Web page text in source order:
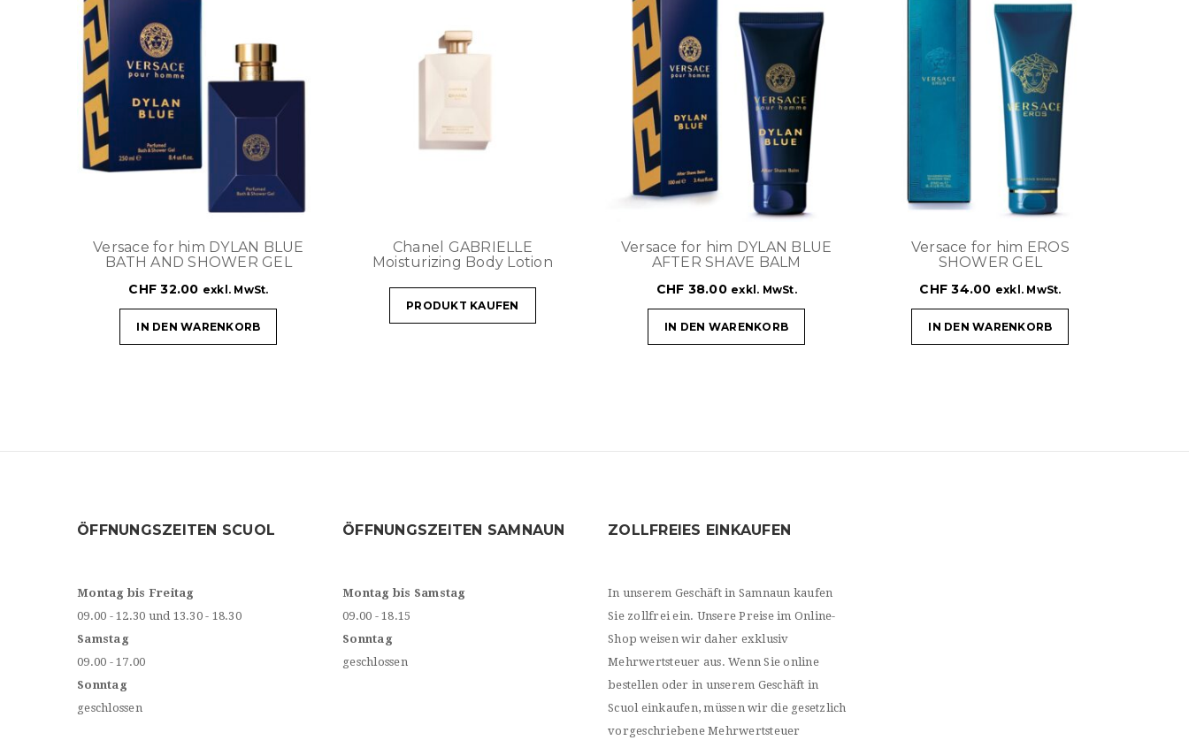
Versace for him DYLAN BLUE
BATH AND SHOWER GEL
CHF 32.00 exkl. MwSt.
IN DEN WARENKORB
Chanel GABRIELLE
Moisturizing Body Lotion
PRODUKT KAUFEN
Versace for him DYLAN BLUE
AFTER SHAVE BALM
CHF 38.00 exkl. MwSt.
IN DEN WARENKORB
Versace for him EROS
SHOWER GEL
CHF 34.00 exkl. MwSt.
IN DEN WARENKORB
ÖFFNUNGSZEITEN SCUOL
Montag bis Freitag
09.00 - 12.30 und 13.30 - 18.30
Samstag
09.00 - 17.00
Sonntag
geschlossen
ÖFFNUNGSZEITEN SAMNAUN
Montag bis Samstag
09.00 - 18.15
Sonntag
geschlossen
ZOLLFREIES EINKAUFEN
In unserem Geschäft in Samnaun kaufen
Sie zollfrei ein. Unsere Preise im Online-
Shop weisen wir daher exklusiv
Mehrwertsteuer aus. Wenn Sie online
bestellen oder in unserem Geschäft in
Scuol einkaufen, müssen wir die gesetzlich
vorgeschriebene Mehrwertsteuer